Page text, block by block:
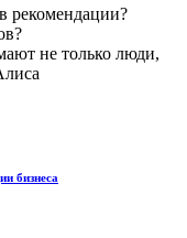
рекомендации?
бизнеса